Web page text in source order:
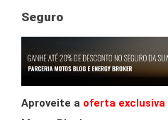
Seguro
Aproveite a oferta exclusiva